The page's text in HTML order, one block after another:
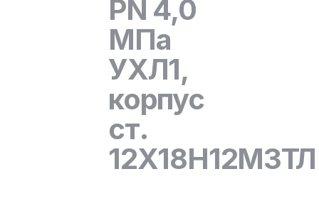
PN 4,0
МПа
УХЛ1,
корпус
ст.
12Х18Н12М3ТЛ